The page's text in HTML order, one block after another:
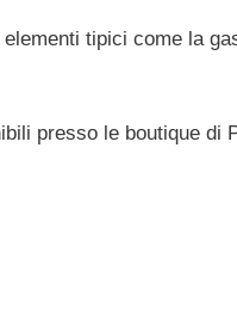
tipici come la
presso le boutique di